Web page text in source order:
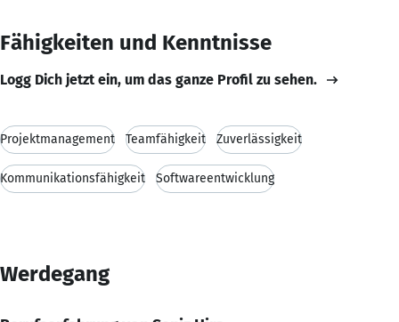
Fähigkeiten und Kenntnisse
Logg Dich jetzt ein, um das ganze Profil zu sehen.
Projektmanagement Teamfähigkeit Zuverlässigkeit
Kommunikationsfähigkeit Softwareentwicklung
Werdegang